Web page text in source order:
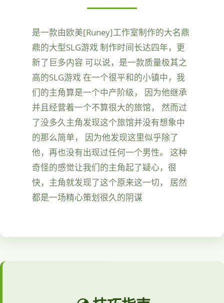
是一款由欧美[Runey]工作室制作的大名鼎
鼎的大型SLG游戏 制作时间长达四年，更
新了巨多内容 可以说，是一款质量极其之
高的SLG游戏 在一个很平和的小镇中，我
们的主角算是一个中产阶级， 因为他继承
并且经营着一个不算很大的旅馆， 然而过
了没多久主角发现这个旅馆并没有想象中
的那么简单， 因为他发现这里似乎除了
他，再也没有出现过任何一个男性。 这种
奇怪的感觉让我们的主角起了疑心，很
快，主角就发现了这个原来这一切， 居然
都是一场精心策划很久的阴谋